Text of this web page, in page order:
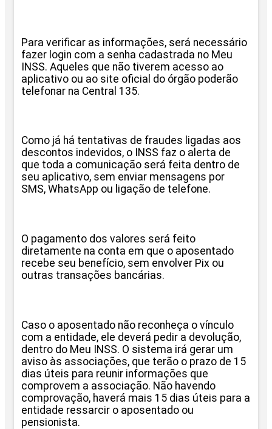
Para verificar as informações, será necessário
fazer login com a senha cadastrada no Meu
INSS. Aqueles que não tiverem acesso ao
aplicativo ou ao site oficial do órgão poderão
telefonar na Central 135.
Como já há tentativas de fraudes ligadas aos
descontos indevidos, o INSS faz o alerta de
que toda a comunicação será feita dentro de
seu aplicativo, sem enviar mensagens por
SMS, WhatsApp ou ligação de telefone.
O pagamento dos valores será feito
diretamente na conta em que o aposentado
recebe seu benefício, sem envolver Pix ou
outras transações bancárias.
Caso o aposentado não reconheça o vínculo
com a entidade, ele deverá pedir a devolução,
dentro do Meu INSS. O sistema irá gerar um
aviso às associações, que terão o prazo de 15
dias úteis para reunir informações que
comprovem a associação. Não havendo
comprovação, haverá mais 15 dias úteis para a
entidade ressarcir o aposentado ou
pensionista.